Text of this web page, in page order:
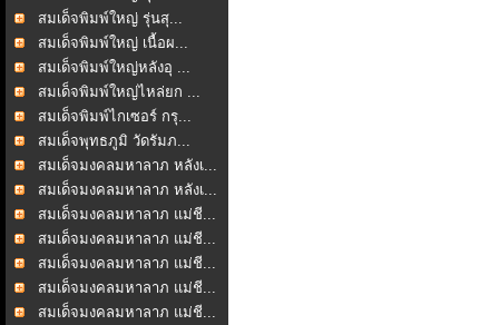
สมเด็จพิมพ์ใหญ่ รุ่นสุ...
สมเด็จพิมพ์ใหญ่ เนื้อผ...
สมเด็จพิมพ์ใหญ่หลังอุ ...
สมเด็จพิมพ์ใหญ่ไหล่ยก ...
สมเด็จพิมพ์ไกเซอร์ กรุ...
สมเด็จพุทธภูมิ วัดรัมภ...
สมเด็จมงคลมหาลาภ หลังเ...
สมเด็จมงคลมหาลาภ หลังเ...
สมเด็จมงคลมหาลาภ แม่ชี...
สมเด็จมงคลมหาลาภ แม่ชี...
สมเด็จมงคลมหาลาภ แม่ชี...
สมเด็จมงคลมหาลาภ แม่ชี...
สมเด็จมงคลมหาลาภ แม่ชี...